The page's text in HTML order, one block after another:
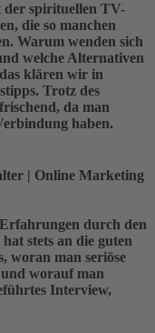
spirituellen TV-
die so manchen
Warum wenden sich
welche Alternativen
klären wir in
Trotz des
da man
haben.
| Online Marketing
durch den
stets an die guten
woran man seriöse
worauf man
Interview,